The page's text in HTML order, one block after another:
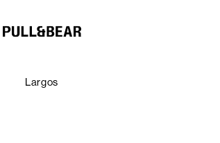
Largos